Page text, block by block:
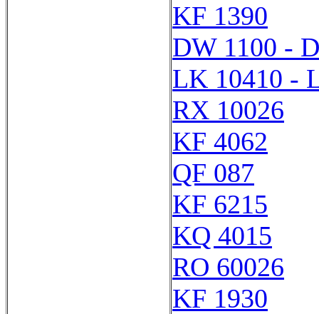
KF 1390
DW 1100 -
LK 10410 -
RX 10026
KF 4062
QF 087
KF 6215
KQ 4015
RO 60026
KF 1930